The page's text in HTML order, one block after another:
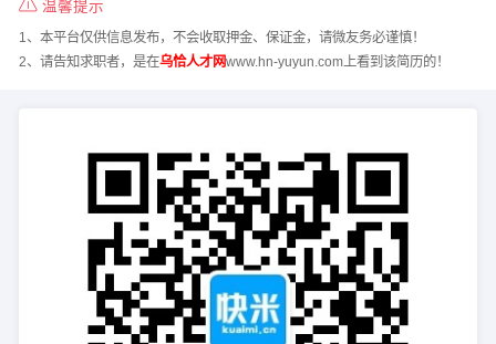
温馨提示
1、本平台仅供信息发布，不会收取押金、保证金，请微友务必谨慎！
2、请告知求职者，是在乌恰人才网www.hn-yuyun.com上看到该简历的！